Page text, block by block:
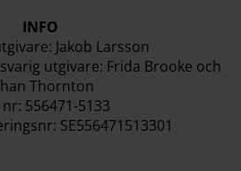
INFO
Jakob Larsson
utgivare: Frida Brooke och
Thornton
556471-5133
SE556471513301